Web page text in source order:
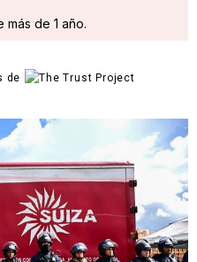
más de 1 año.
de